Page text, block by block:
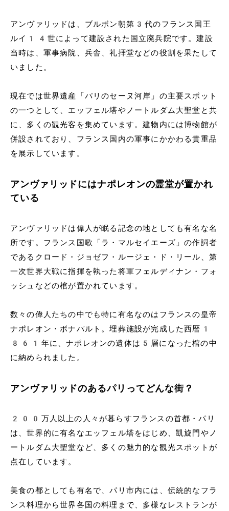
アンヴァリッドは、ブルボン朝第3代のフランス国王
ルイ14世によって建設された国立廃兵院です。建設
当時は、軍事病院、兵舎、礼拝堂などの役割を果たして
いました。
現在では世界遺産「パリのセーヌ河岸」の主要スポット
の一つとして、エッフェル塔やノートルダム大聖堂と共
に、多くの観光客を集めています。建物内には博物館が
併設されており、フランス国内の軍事にかかわる貴重品
を展示しています。
アンヴァリッドにはナポレオンの霊堂が置かれ
ている
アンヴァリッドは偉人が眠る記念の地としても有名な名
所です。フランス国歌「ラ・マルセイエーズ」の作詞者
であるクロード・ジョゼフ・ルージェ・ド・リール、第
一次世界大戦に指揮を執った将軍フェルディナン・フォ
ッシュなどの棺が置かれています。
数々の偉人たちの中でも特に有名なのはフランスの皇帝
ナポレオン・ボナパルト。埋葬施設が完成した西暦1
861年に、ナポレオンの遺体は5層になった棺の中
に納められました。
アンヴァリッドのあるパリってどんな街？
200万人以上の人々が暮らすフランスの首都・パリ
は、世界的に有名なエッフェル塔をはじめ、凱旋門やノ
ートルダム大聖堂など、多くの魅力的な観光スポットが
点在しています。
美食の都としても有名で、パリ市内には、伝統的なフラ
ンス料理から世界各国の料理まで、多様なレストランが